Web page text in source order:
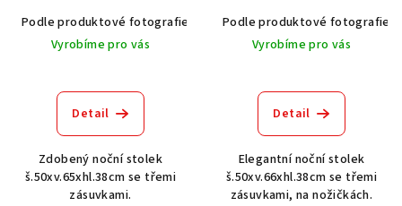
Podle produktové fotografie
Akát vintage BT1551
Dub světlý
Vyrobíme pro vás
Detail
Zdobený noční stolek
š.50xv.65xhl.38cm se třemi
zásuvkami.
Podle produktové fotografie
Vyrobíme pro vás
Detail
Elegantní noční stolek
š.50xv.66xhl.38cm se třemi
zásuvkami, na nožičkách.